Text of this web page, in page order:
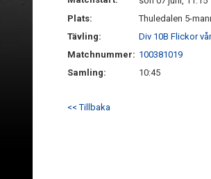
Plats:
Thuledalen 5-
Tävling:
Div 10B Flickor
Matchnummer: 100381019
Samling:
10:45
<< Tillbaka